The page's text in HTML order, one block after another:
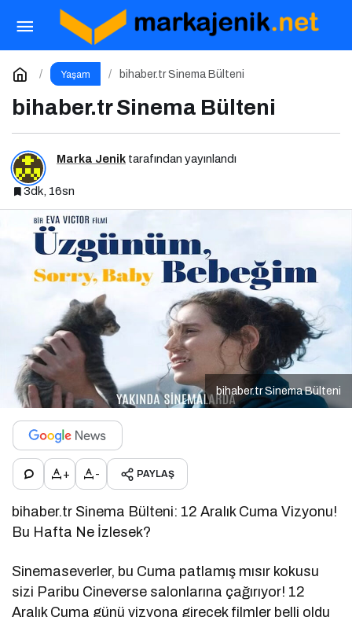
Yaşam bihaber.tr Sinema Bülteni
bihaber.tr Sinema Bülteni
Marka Jenik tarafından yayınlandı
3dk, 16sn
bihaber.tr Sinema Bülteni
+ - PAYLAŞ
bihaber.tr Sinema Bülteni: 12 Aralık Cuma Vizyonu!
Bu Hafta Ne İzlesek?
Sinemaseverler, bu Cuma patlamış mısır kokusu
sizi Paribu Cineverse salonlarına çağırıyor! 12
Aralık Cuma günü vizyona girecek filmler belli oldu
2025 Türkiye Kalıcı Makyaj Sektör Raporu
Açıklandı
Yorum Yap